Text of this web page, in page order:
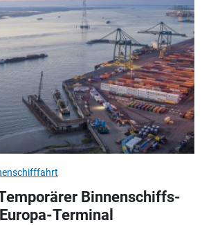
Binnenschiffs-
Terminal